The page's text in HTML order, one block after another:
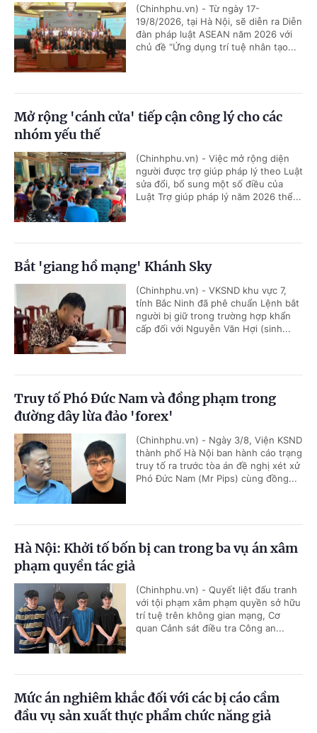
(Chinhphu.vn) - Từ ngày 17-
19/8/2026, tại Hà Nội, sẽ diễn ra Diễn
đàn pháp luật ASEAN năm 2026 với
chủ đề “Ứng dụng trí tuệ nhân tạo...
Mở rộng 'cánh cửa' tiếp cận công lý cho các
nhóm yếu thế
(Chinhphu.vn) - Việc mở rộng diện
người được trợ giúp pháp lý theo Luật
sửa đổi, bổ sung một số điều của
Luật Trợ giúp pháp lý năm 2026 thể...
Bắt 'giang hồ mạng' Khánh Sky
(Chinhphu.vn) - VKSND khu vực 7,
tỉnh Bắc Ninh đã phê chuẩn Lệnh bắt
người bị giữ trong trường hợp khẩn
cấp đối với Nguyễn Văn Hợi (sinh...
Truy tố Phó Đức Nam và đồng phạm trong
đường dây lừa đảo 'forex'
(Chinhphu.vn) - Ngày 3/8, Viện KSND
thành phố Hà Nội ban hành cáo trạng
truy tố ra trước tòa án đề nghị xét xử
Phó Đức Nam (Mr Pips) cùng đồng...
Hà Nội: Khởi tố bốn bị can trong ba vụ án xâm
phạm quyền tác giả
(Chinhphu.vn) - Quyết liệt đấu tranh
với tội phạm xâm phạm quyền sở hữu
trí tuệ trên không gian mạng, Cơ
quan Cảnh sát điều tra Công an...
Mức án nghiêm khắc đối với các bị cáo cầm
đầu vụ sản xuất thực phẩm chức năng giả